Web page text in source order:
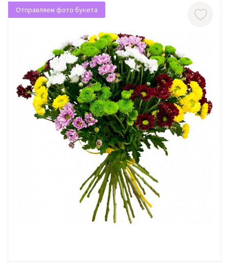
Отправляем фото букета